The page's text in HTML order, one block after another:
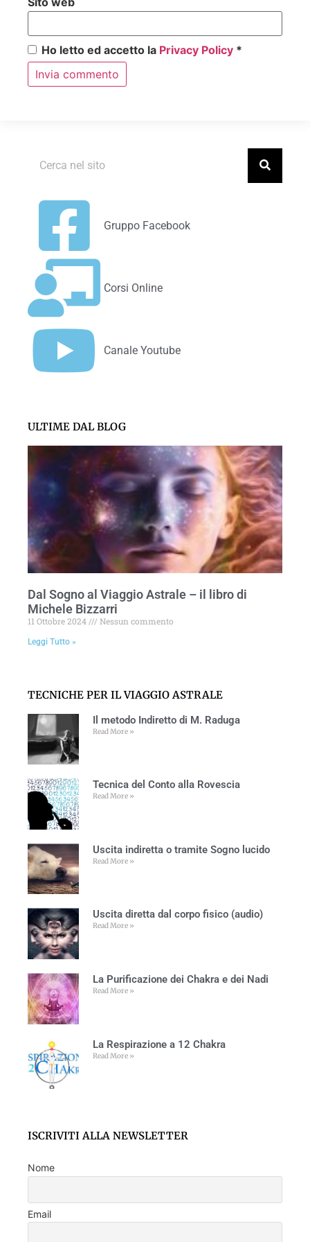
Ho letto ed accetto la Privacy Policy *
Gruppo Facebook
Corsi Online
Canale Youtube
ULTIME DAL BLOG
Dal Sogno al Viaggio Astrale – il libro di
Michele Bizzarri
11 Ottobre 2024 Nessun commento
Leggi Tutto »
TECNICHE PER IL VIAGGIO ASTRALE
Il metodo Indiretto di M. Raduga
Read More »
Tecnica del Conto alla Rovescia
Read More »
Uscita indiretta o tramite Sogno lucido
Read More »
Uscita diretta dal corpo fisico (audio)
Read More »
La Purificazione dei Chakra e dei Nadi
Read More »
La Respirazione a 12 Chakra
Read More »
ISCRIVITI ALLA NEWSLETTER
Nome
Email